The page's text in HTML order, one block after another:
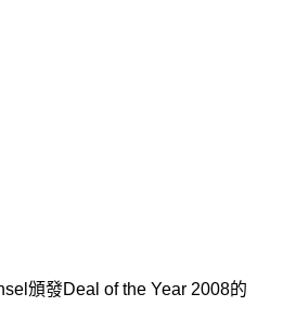
頒發Deal of the Year 2008的